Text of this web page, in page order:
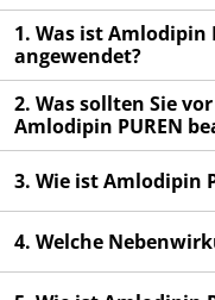
verschrieben.
Es kann anderen
diese die
Wenn Sie
wenden Sie
Apotheker.
Abschnitt 4.
1. Was ist Amlodipin
angewendet?
2. Was sollten Sie
Amlodipin PUREN
3. Wie ist Amlodipin
4. Welche